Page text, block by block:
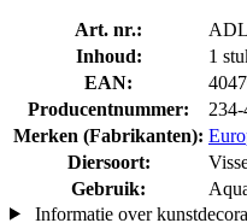
Art. nr.:
Inhoud:
1
EAN:
Producentnummer:
Merken (Fabrikanten):
Diersoort:
Gebruik:
Informatie over